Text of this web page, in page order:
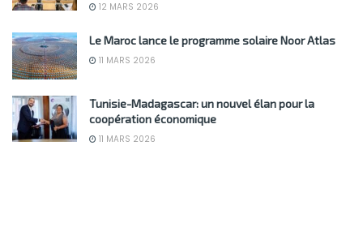
12 MARS 2026
Le Maroc lance le programme solaire Noor Atlas
11 MARS 2026
Tunisie-Madagascar: un nouvel élan pour la
coopération économique
11 MARS 2026